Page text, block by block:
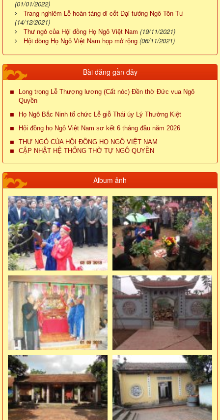
(01/01/2022)
Trang nghiêm Lễ hoàn táng di cốt Đại tướng Ngô Tôn Tư
(14/12/2021)
Thư ngỏ của Hội đồng Họ Ngô Việt Nam (19/11/2021)
Hội đồng Họ Ngô Việt Nam họp mở rộng (06/11/2021)
Bài đăng gần đây
Long trọng Lễ Thượng lương (Cất nóc) Đền thờ Đức vua Ngô
Quyền
Họ Ngô Bắc Ninh tổ chức Lễ giỗ Thái úy Lý Thường Kiệt
Hội đồng họ Ngô Việt Nam sơ kết 6 tháng đầu năm 2026
THƯ NGỎ CỦA HỘI ĐỒNG HỌ NGÔ VIỆT NAM
CẬP NHẬT HỆ THỐNG THỜ TỰ NGÔ QUYỀN
Album ảnh